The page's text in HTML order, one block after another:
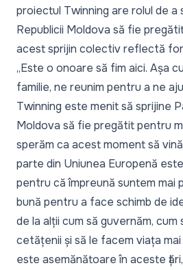
proiectul Twinning are rolul de a
Republicii Moldova să fie
acest sprijin colectiv reflectă
„Este o onoare să fim aici. Așa
familie, ne reunim pentru a ne
Twinning este menit să sprijine
Moldova să fie pregătit pentru
sperăm ca acest moment să
parte din Uniunea Europenă
pentru că împreună suntem mai
bună pentru a face schimb de
de la alții cum să guvernăm,
cetățenii și să le facem viața
este asemănătoare în aceste